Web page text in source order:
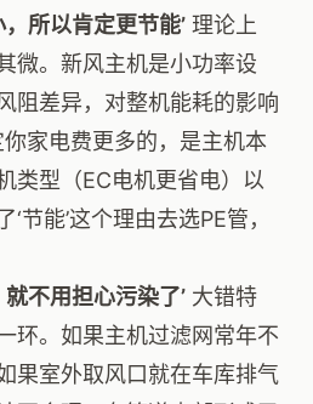
所以肯定更节能’ 理论上
微。新风主机是小功率设
阻差异，对整机能耗的影响
家电费更多的，是主机本
类型（EC电机更省电）以
节能’这个理由去选PE管，
不用担心污染了’ 大错特
环。如果主机过滤网常年不
果室外取风口就在车库排气